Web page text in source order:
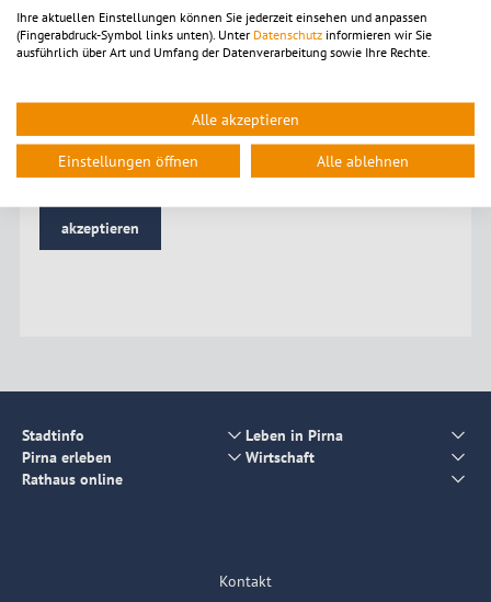
"Funktional" zu finden.
Mit dem Klick auf diesen Hinweistext akzeptieren Sie Cookies
Nach Aktivierung der Karte werden Daten von Open Street
Map Foundation erhoben und gegebenenfalls übertragen.
Bitte beachten Sie die Hinweise in unserer
Datenschutzerklärung.
akzeptieren
Stadtinfo
Leben in Pirna
Pirna erleben
Wirtschaft
Rathaus online
Kontakt
Ihre aktuellen Einstellungen können Sie jederzeit einsehen und anpassen
(Fingerabdruck-Symbol links unten). Unter Datenschutz informieren wir Sie
ausführlich über Art und Umfang der Datenverarbeitung sowie Ihre Rechte.
Alle akzeptieren
Einstellungen öffnen Alle ablehnen